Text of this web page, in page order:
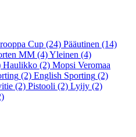
Cup (24) Pääutinen (14)
MM (4)Yleinen (4)
Haulikko (2) Mopsi Veromaa
(2) English Sporting (2)
(2) Pistooli (2) Lyijy (2)